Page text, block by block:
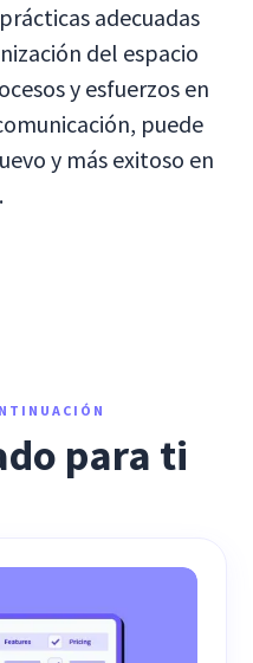
adecuadas
del espacio
y esfuerzos en
puede
y más exitoso en
para ti